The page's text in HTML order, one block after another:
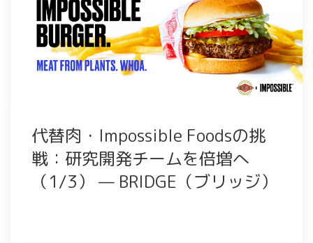
代替肉・Impossible Foodsの挑
戦：研究開発チームを倍増へ
（1/3） — BRIDGE（ブリッジ）